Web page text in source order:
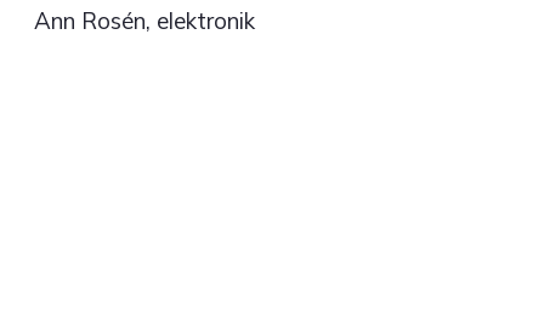
Ann Rosén, elektronik